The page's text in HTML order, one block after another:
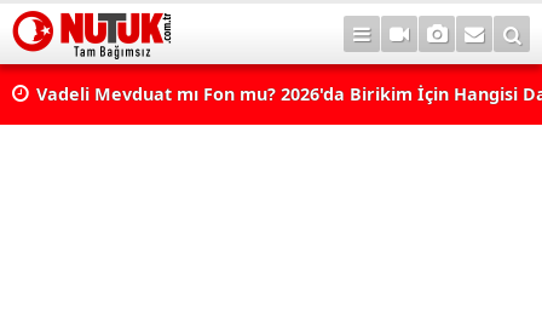
Vadeli Mevduat mı Fon mu? 2026'da Birikim İçin Hangisi